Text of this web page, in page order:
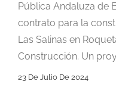
Pública Andaluza de
contrato para la
Las Salinas en
Construcción. Un
23 De Julio De 2024